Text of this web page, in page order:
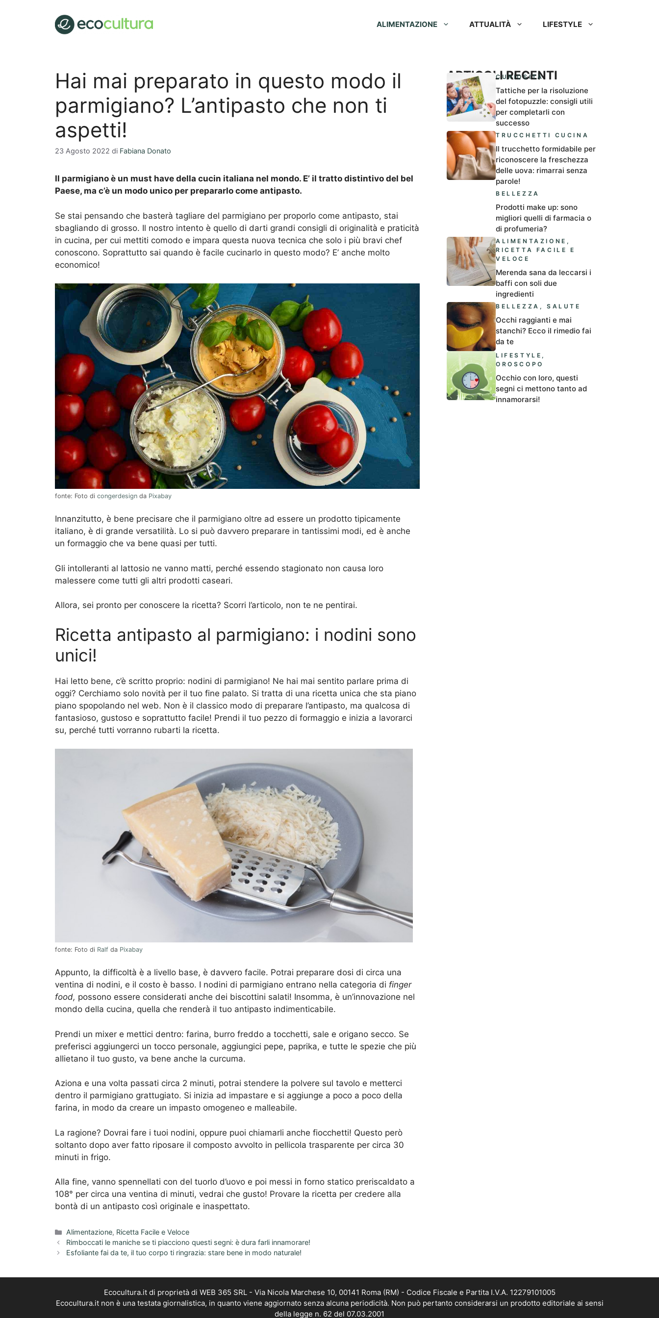
ALIMENTAZIONE ATTUALITÀ LIFESTYLE
Hai mai preparato in questo modo il
parmigiano? L’antipasto che non ti
aspetti!
23 Agosto 2022 di Fabiana Donato
Il parmigiano è un must have della cucin italiana nel mondo. E’ il tratto distintivo del bel
Paese, ma c’è un modo unico per prepararlo come antipasto.
Se stai pensando che basterà tagliare del parmigiano per proporlo come antipasto, stai
sbagliando di grosso. Il nostro intento è quello di darti grandi consigli di originalità e praticità
in cucina, per cui mettiti comodo e impara questa nuova tecnica che solo i più bravi chef
conoscono. Soprattutto sai quando è facile cucinarlo in questo modo? E’ anche molto
economico!
fonte: Foto di congerdesign da Pixabay
Innanzitutto, è bene precisare che il parmigiano oltre ad essere un prodotto tipicamente
italiano, è di grande versatilità. Lo si può davvero preparare in tantissimi modi, ed è anche
un formaggio che va bene quasi per tutti.
Gli intolleranti al lattosio ne vanno matti, perché essendo stagionato non causa loro
malessere come tutti gli altri prodotti caseari.
Allora, sei pronto per conoscere la ricetta? Scorri l’articolo, non te ne pentirai.
Ricetta antipasto al parmigiano: i nodini sono
unici!
Hai letto bene, c’è scritto proprio: nodini di parmigiano! Ne hai mai sentito parlare prima di
oggi? Cerchiamo solo novità per il tuo fine palato. Si tratta di una ricetta unica che sta piano
piano spopolando nel web. Non è il classico modo di preparare l’antipasto, ma qualcosa di
fantasioso, gustoso e soprattutto facile! Prendi il tuo pezzo di formaggio e inizia a lavorarci
su, perché tutti vorranno rubarti la ricetta.
fonte: Foto di Ralf da Pixabay
Appunto, la difficoltà è a livello base, è davvero facile. Potrai preparare dosi di circa una
ventina di nodini, e il costo è basso. I nodini di parmigiano entrano nella categoria di finger
food, possono essere considerati anche dei biscottini salati! Insomma, è un’innovazione nel
mondo della cucina, quella che renderà il tuo antipasto indimenticabile.
Prendi un mixer e mettici dentro: farina, burro freddo a tocchetti, sale e origano secco. Se
preferisci aggiungerci un tocco personale, aggiungici pepe, paprika, e tutte le spezie che più
allietano il tuo gusto, va bene anche la curcuma.
Aziona e una volta passati circa 2 minuti, potrai stendere la polvere sul tavolo e metterci
dentro il parmigiano grattugiato. Si inizia ad impastare e si aggiunge a poco a poco della
farina, in modo da creare un impasto omogeneo e malleabile.
La ragione? Dovrai fare i tuoi nodini, oppure puoi chiamarli anche fiocchetti! Questo però
soltanto dopo aver fatto riposare il composto avvolto in pellicola trasparente per circa 30
minuti in frigo.
Alla fine, vanno spennellati con del tuorlo d’uovo e poi messi in forno statico preriscaldato a
108° per circa una ventina di minuti, vedrai che gusto! Provare la ricetta per credere alla
bontà di un antipasto così originale e inaspettato.
Categorie
Alimentazione, Ricetta Facile e Veloce
Rimboccati le maniche se ti piacciono questi segni: è dura farli innamorare!
Esfoliante fai da te, il tuo corpo ti ringrazia: stare bene in modo naturale!
ARTICOLI RECENTI
CURIOSITÀ
Tattiche per la risoluzione
del fotopuzzle: consigli utili
per completarli con
successo
TRUCCHETTI CUCINA
Il trucchetto formidabile per
riconoscere la freschezza
delle uova: rimarrai senza
parole!
BELLEZZA
Prodotti make up: sono
migliori quelli di farmacia o
di profumeria?
ALIMENTAZIONE ,
RICETTA FACILE E
VELOCE
Merenda sana da leccarsi i
baffi con soli due
ingredienti
BELLEZZA ,SALUTE
Occhi raggianti e mai
stanchi? Ecco il rimedio fai
da te
LIFESTYLE ,
OROSCOPO
Occhio con loro, questi
segni ci mettono tanto ad
innamorarsi!
Ecocultura.it di proprietà di WEB 365 SRL - Via Nicola Marchese 10, 00141 Roma (RM) - Codice Fiscale e Partita I.V.A. 12279101005
Ecocultura.it non è una testata giornalistica, in quanto viene aggiornato senza alcuna periodicità. Non può pertanto considerarsi un prodotto editoriale ai sensi
della legge n. 62 del 07.03.2001